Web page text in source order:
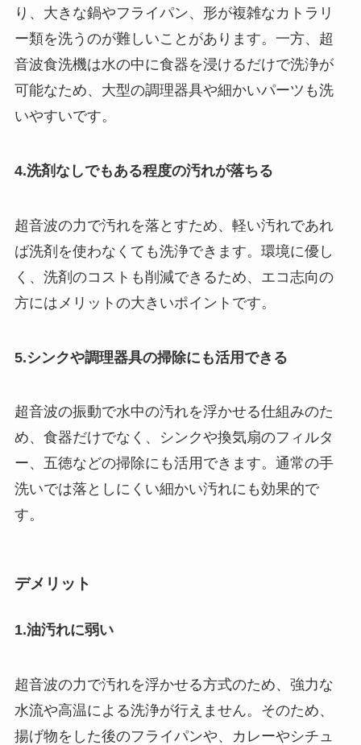
り、大きな鍋やフライパン、形が複雑なカトラリ
ー類を洗うのが難しいことがあります。一方、超
音波食洗機は水の中に食器を浸けるだけで洗浄が
可能なため、大型の調理器具や細かいパーツも洗
いやすいです。
4.洗剤なしでもある程度の汚れが落ちる
超音波の力で汚れを落とすため、軽い汚れであれ
ば洗剤を使わなくても洗浄できます。環境に優し
く、洗剤のコストも削減できるため、エコ志向の
方にはメリットの大きいポイントです。
5.シンクや調理器具の掃除にも活用できる
超音波の振動で水中の汚れを浮かせる仕組みのた
め、食器だけでなく、シンクや換気扇のフィルタ
ー、五徳などの掃除にも活用できます。通常の手
洗いでは落としにくい細かい汚れにも効果的で
す。
デメリット
1.油汚れに弱い
超音波の力で汚れを浮かせる方式のため、強力な
水流や高温による洗浄が行えません。そのため、
揚げ物をした後のフライパンや、カレーやシチュ